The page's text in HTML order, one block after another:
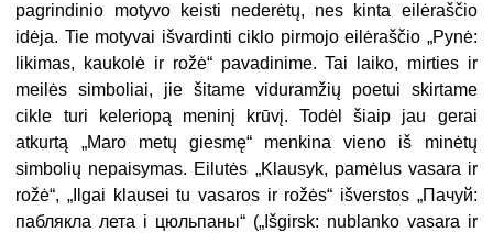
pagrindinio motyvo keisti nederėtų, nes kinta eilėraščio
idėja. Tie motyvai išvardinti ciklo pirmojo eilėraščio „Pynė:
likimas, kaukolė ir rožė“ pavadinime. Tai laiko, mirties ir
meilės simboliai, jie šitame viduramžių poetui skirtame
cikle turi keleriopą meninį krūvį. Todėl šiaip jau gerai
atkurtą „Maro metų giesmę“ menkina vieno iš minėtų
simbolių nepaisymas. Eilutės „Klausyk, pamėlus vasara ir
rožė“, „Ilgai klausei tu vasaros ir rožės“ išverstos „Пачуй:
паблякла лета і цюльпаны“ („Išgirsk: nublanko vasara ir